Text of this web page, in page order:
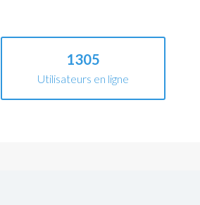
1305
Utilisateurs en ligne